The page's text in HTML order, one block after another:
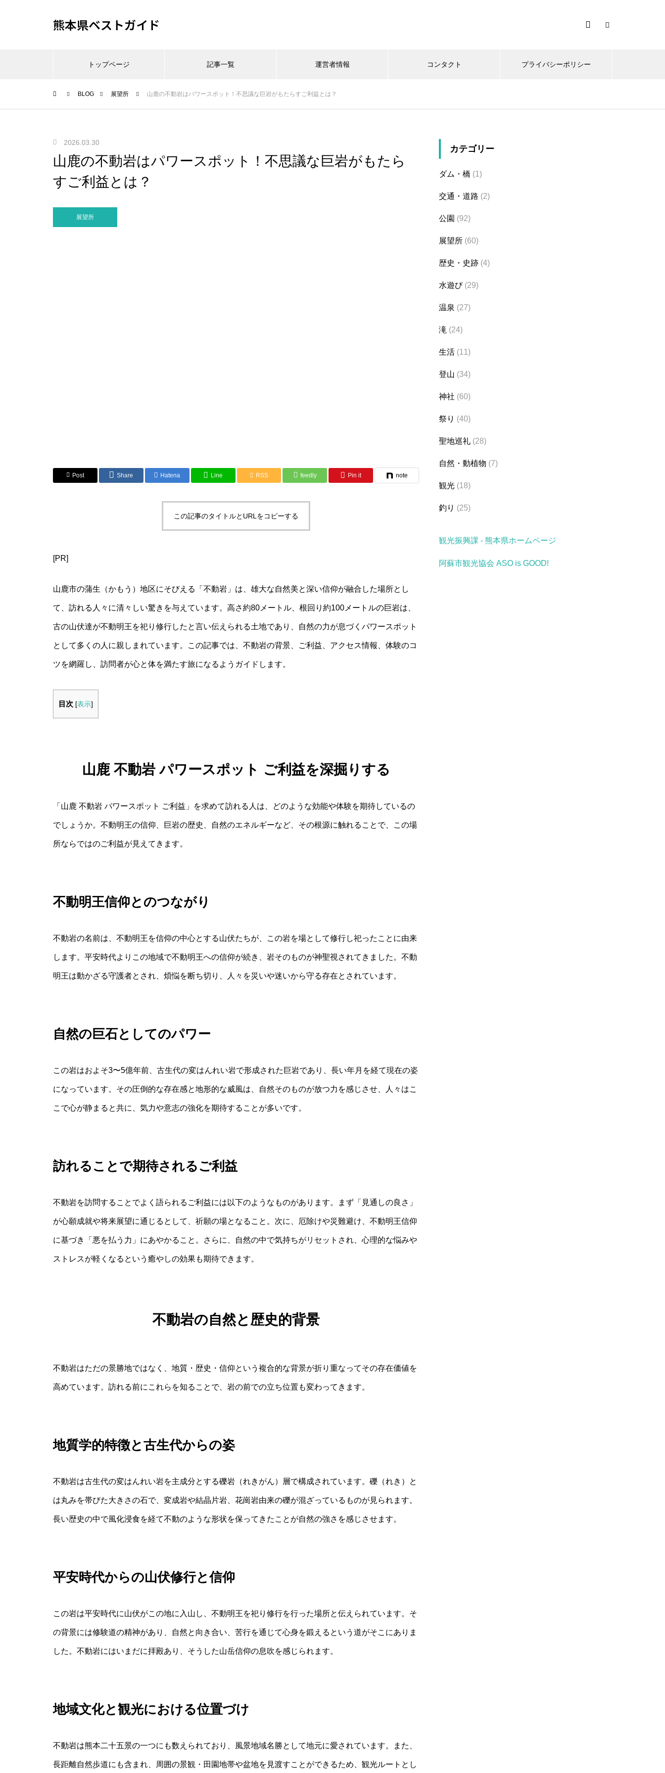
熊本県ベストガイド
トップページ 記事一覧 運営者情報 コンタクト プライバシーポリシー
BLOG 展望所 山鹿の不動岩はパワースポット！不思議な巨岩がもたらすご利益とは？
2026.03.30
山鹿の不動岩はパワースポット！不思議な巨岩がもたら
すご利益とは？
展望所
Post Share Hatena Line RSS feedly Pin it note
この記事のタイトルとURLをコピーする
[PR]
山鹿市の蒲生（かもう）地区にそびえる「不動岩」は、雄大な自然美と深い信仰が融合した場所とし
て、訪れる人々に清々しい驚きを与えています。高さ約80メートル、根回り約100メートルの巨岩は、
古の山伏達が不動明王を祀り修行したと言い伝えられる土地であり、自然の力が息づくパワースポット
として多くの人に親しまれています。この記事では、不動岩の背景、ご利益、アクセス情報、体験のコ
ツを網羅し、訪問者が心と体を満たす旅になるようガイドします。
目次 [表示]
山鹿 不動岩 パワースポット ご利益を深掘りする
「山鹿 不動岩 パワースポット ご利益」を求めて訪れる人は、どのような効能や体験を期待しているの
でしょうか。不動明王の信仰、巨岩の歴史、自然のエネルギーなど、その根源に触れることで、この場
所ならではのご利益が見えてきます。
不動明王信仰とのつながり
不動岩の名前は、不動明王を信仰の中心とする山伏たちが、この岩を場として修行し祀ったことに由来
します。平安時代よりこの地域で不動明王への信仰が続き、岩そのものが神聖視されてきました。不動
明王は動かざる守護者とされ、煩悩を断ち切り、人々を災いや迷いから守る存在とされています。
自然の巨石としてのパワー
この岩はおよそ3〜5億年前、古生代の変はんれい岩で形成された巨岩であり、長い年月を経て現在の姿
になっています。その圧倒的な存在感と地形的な威風は、自然そのものが放つ力を感じさせ、人々はこ
こで心が静まると共に、気力や意志の強化を期待することが多いです。
訪れることで期待されるご利益
不動岩を訪問することでよく語られるご利益には以下のようなものがあります。まず「見通しの良さ」
が心願成就や将来展望に通じるとして、祈願の場となること。次に、厄除けや災難避け、不動明王信仰
に基づき「悪を払う力」にあやかること。さらに、自然の中で気持ちがリセットされ、心理的な悩みや
ストレスが軽くなるという癒やしの効果も期待できます。
不動岩の自然と歴史的背景
不動岩はただの景勝地ではなく、地質・歴史・信仰という複合的な背景が折り重なってその存在価値を
高めています。訪れる前にこれらを知ることで、岩の前での立ち位置も変わってきます。
地質学的特徴と古生代からの姿
不動岩は古生代の変はんれい岩を主成分とする礫岩（れきがん）層で構成されています。礫（れき）と
は丸みを帯びた大きさの石で、変成岩や結晶片岩、花崗岩由来の礫が混ざっているものが見られます。
長い歴史の中で風化浸食を経て不動のような形状を保ってきたことが自然の強さを感じさせます。
平安時代からの山伏修行と信仰
この岩は平安時代に山伏がこの地に入山し、不動明王を祀り修行を行った場所と伝えられています。そ
の背景には修験道の精神があり、自然と向き合い、苦行を通じて心身を鍛えるという道がそこにありま
した。不動岩にはいまだに拝殿あり、そうした山岳信仰の息吹を感じられます。
地域文化と観光における位置づけ
不動岩は熊本二十五景の一つにも数えられており、風景地域名勝として地元に愛されています。また、
長距離自然歩道にも含まれ、周囲の景観・田園地帯や盆地を見渡すことができるため、観光ルートとし
カテゴリー
ダム・橋 (1)
交通・道路 (2)
公園 (92)
展望所 (60)
歴史・史跡 (4)
水遊び(29)
温泉 (27)
滝 (24)
生活 (11)
登山 (34)
神社 (60)
祭り (40)
聖地巡礼 (28)
自然・動植物 (7)
観光 (18)
釣り (25)
観光振興課 - 熊本県ホームページ
阿蘇市観光協会 ASO is GOOD!